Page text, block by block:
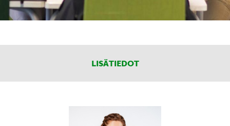
LISÄTIEDOT